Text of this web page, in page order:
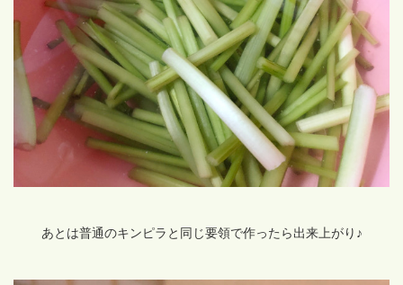
あとは普通のキンピラと同じ要領で作ったら出来上がり♪